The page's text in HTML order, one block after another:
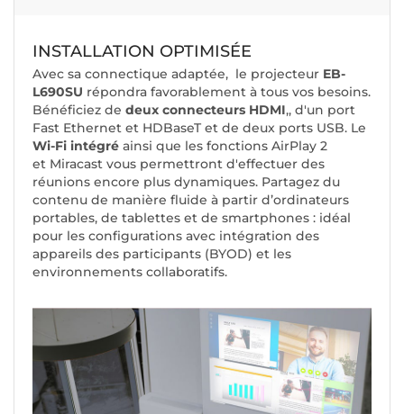
INSTALLATION OPTIMISÉE
Avec sa connectique adaptée, le projecteur EB-
L690SU répondra favorablement à tous vos besoins.
Bénéficiez de deux connecteurs HDMI,, d'un port
Fast Ethernet et HDBaseT et de deux ports USB. Le
Wi-Fi intégré ainsi que les fonctions AirPlay 2
et Miracast vous permettront d'effectuer des
réunions encore plus dynamiques. Partagez du
contenu de manière fluide à partir d’ordinateurs
portables, de tablettes et de smartphones : idéal
pour les configurations avec intégration des
appareils des participants (BYOD) et les
environnements collaboratifs.